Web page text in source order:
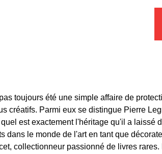
toujours été une simple affaire de
créatifs. Parmi eux se distingue Pierre
est exactement l'héritage qu'il a laissé
dans le monde de l'art en tant que
collectionneur passionné de livres